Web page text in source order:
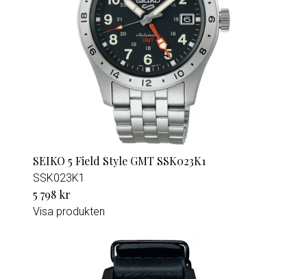
SEIKO 5 Field Style GMT SSK023K1
SSK023K1
5 798 kr
Visa produkten